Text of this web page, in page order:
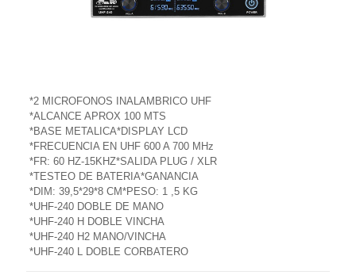
*2 MICROFONOS INALAMBRICO UHF
*ALCANCE APROX 100 MTS
*BASE METALICA*DISPLAY LCD
*FRECUENCIA EN UHF 600 A 700 MHz
*FR: 60 HZ-15KHZ*SALIDA PLUG / XLR
*TESTEO DE BATERIA*GANANCIA
*DIM: 39,5*29*8 CM*PESO: 1 ,5 KG
*UHF-240 DOBLE DE MANO
*UHF-240 H DOBLE VINCHA
*UHF-240 H2 MANO/VINCHA
*UHF-240 L DOBLE CORBATERO